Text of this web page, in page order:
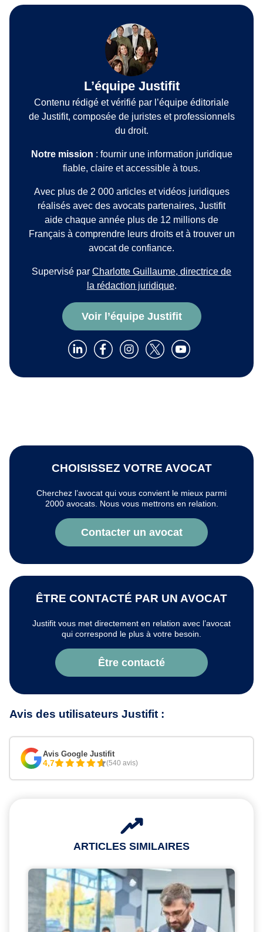
L’équipe Justifit
Contenu rédigé et vérifié par l’équipe éditoriale
de Justifit, composée de juristes et professionnels
du droit.
Notre mission : fournir une information juridique
fiable, claire et accessible à tous.
Avec plus de 2 000 articles et vidéos juridiques
réalisés avec des avocats partenaires, Justifit
aide chaque année plus de 12 millions de
Français à comprendre leurs droits et à trouver un
avocat de confiance.
Supervisé par Charlotte Guillaume, directrice de
la rédaction juridique.
Voir l’équipe Justifit
CHOISISSEZ VOTRE AVOCAT
Cherchez l’avocat qui vous convient le mieux parmi
2000 avocats. Nous vous mettrons en relation.
Contacter un avocat
ÊTRE CONTACTÉ PAR UN AVOCAT
Justifit vous met directement en relation avec l’avocat
qui correspond le plus à votre besoin.
Être contacté
Avis des utilisateurs Justifit :
Avis Google Justifit
4,7 (540 avis)
ARTICLES SIMILAIRES